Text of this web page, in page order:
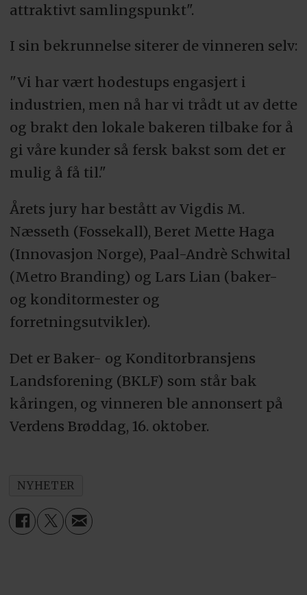
attraktivt samlingspunkt".
I sin bekrunnelse siterer de vinneren selv:
"Vi har vært hodestups engasjert i
industrien, men nå har vi trådt ut av dette
og brakt den lokale bakeren tilbake for å
gi våre kunder så fersk bakst som det er
mulig å få til."
Årets jury har bestått av Vigdis M.
Næsseth (Fossekall), Beret Mette Haga
(Innovasjon Norge), Paal-Andrè Schwital
(Metro Branding) og Lars Lian (baker-
og konditormester og
forretningsutvikler).
Det er Baker- og Konditorbransjens
Landsforening (BKLF) som står bak
kåringen, og vinneren ble annonsert på
Verdens Brøddag, 16. oktober.
NYHETER